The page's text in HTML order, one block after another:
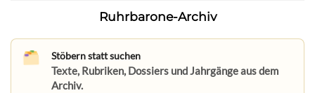
Ruhrbarone-Archiv
Stöbern statt suchen
Texte, Rubriken, Dossiers und Jahrgänge aus dem
Archiv.